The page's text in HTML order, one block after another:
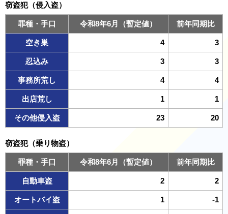
窃盗犯（侵入盗）
罪種・手口 令和8年6月（暫定値） 前年同期比
空き巣 4 3
忍込み 3 3
事務所荒し 4 4
出店荒し 1 1
その他侵入盗 23 20
窃盗犯（乗り物盗）
罪種・手口 令和8年6月（暫定値） 前年同期比
自動車盗 2 2
オートバイ盗 1 -1